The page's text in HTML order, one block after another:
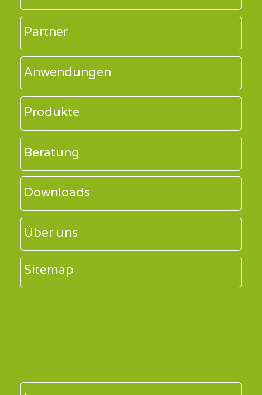
Partner
Anwendungen
Produkte
Beratung
Downloads
Über uns
Sitemap